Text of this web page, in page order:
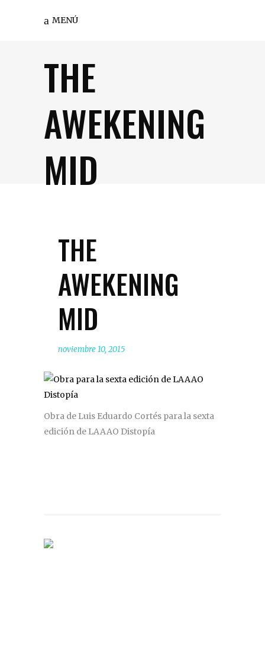
MENÚ
THE
AWEKENING
MID
THE
AWEKENING
MID
noviembre 10, 2015
Obra de Luis Eduardo Cortés para la sexta
edición de LAAAO Distopía